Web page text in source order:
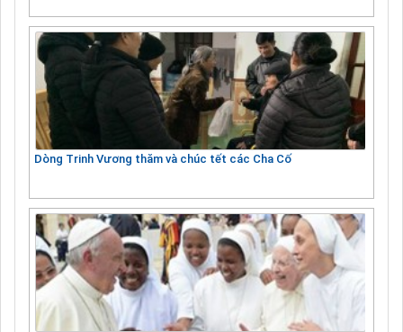
Dòng Trinh Vương thăm và chúc tết các Cha Cố